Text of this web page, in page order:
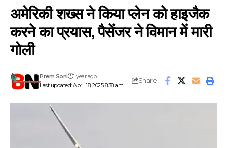
अमेरिकी शख्स ने किया प्लेन को हाइजैक
करने का प्रयास, पैसेंजर ने विमान में मारी
गोली
Last updated: April 18, 2025 8:38 am
Prem Soni 1 year ago
Share